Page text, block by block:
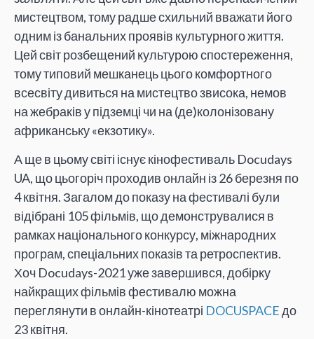
мистецтвом, тому радше схильний вважати його
одним із банальних проявів культурного життя.
Цей світ розбещений культурою спостереження,
тому типовий мешканець цього комфортного
всесвіту дивиться на мистецтво звисока, немов
на жебраків у підземці чи на (де)колонізовану
африканську «екзотику».
А ще в цьому світі існує кінофестиваль Docudays
UA, що цьогоріч проходив онлайн із 26 березня по
4 квітня. Загалом до показу на фестивалі були
відібрані 105 фільмів, що демонструвалися в
рамках національного конкурсу, міжнародних
програм, спеціальних показів та ретроспектив.
Хоч Docudays-2021 уже завершився, добірку
найкращих фільмів фестивалю можна
переглянути в онлайн-кінотеатрі DOCUSPACEдо
23 квітня.